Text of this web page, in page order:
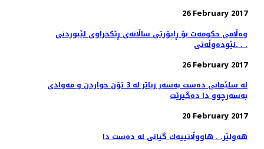
26 February 2017
وەڵامی حکومەت بۆ ڕاپۆرتی ساڵانەی ڕێکخراوى لێبوردنى
نێودەوڵەتى. . .
26 February 2017
له‌ سلێمانی ده‌ست به‌سه‌ر زیاتر له‌ 3 تۆن خواردن و مه‌وادی
به‌سه‌رچوو دا ده‌گیرێت
20 February 2017
هەولێر. . هاووڵاتییەك گیانی لە دەست دا